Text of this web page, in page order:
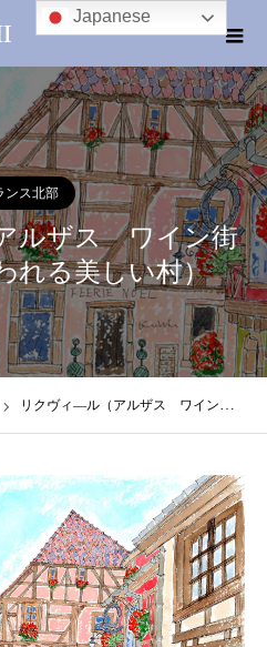
ンス北部
ルザス ワイン街
れる美しい村）
リクヴィ―ル（アルザス ワイン街道の真珠といわれる美しい村）
Japanese